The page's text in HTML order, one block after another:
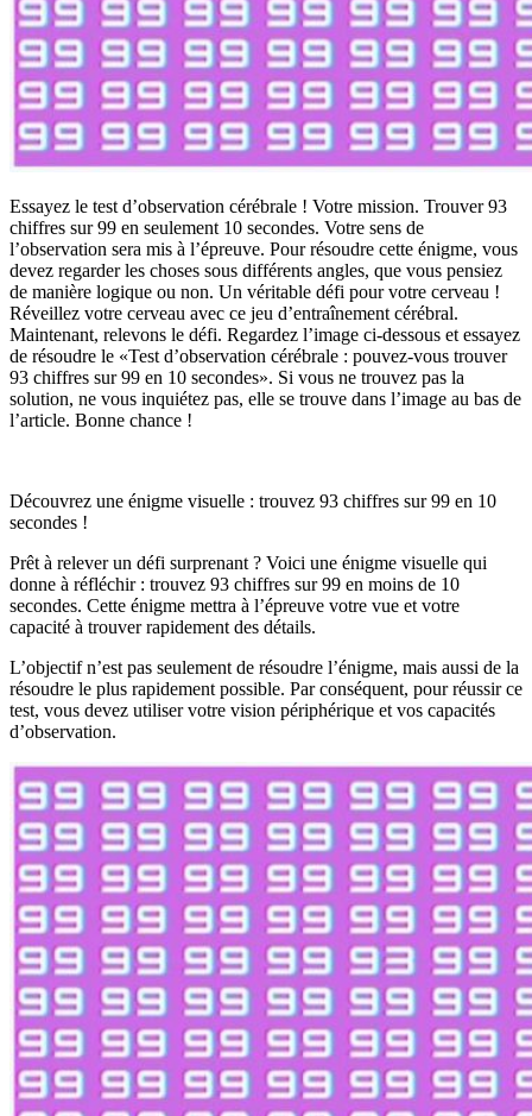
Essayez le test d’observation cérébrale ! Votre mission. Trouver 93
chiffres sur 99 en seulement 10 secondes. Votre sens de
l’observation sera mis à l’épreuve. Pour résoudre cette énigme, vous
devez regarder les choses sous différents angles, que vous pensiez
de manière logique ou non. Un véritable défi pour votre cerveau !
Réveillez votre cerveau avec ce jeu d’entraînement cérébral.
Maintenant, relevons le défi. Regardez l’image ci-dessous et essayez
de résoudre le «Test d’observation cérébrale : pouvez-vous trouver
93 chiffres sur 99 en 10 secondes». Si vous ne trouvez pas la
solution, ne vous inquiétez pas, elle se trouve dans l’image au bas de
l’article. Bonne chance !
Découvrez une énigme visuelle : trouvez 93 chiffres sur 99 en 10
secondes !
Prêt à relever un défi surprenant ? Voici une énigme visuelle qui
donne à réfléchir : trouvez 93 chiffres sur 99 en moins de 10
secondes. Cette énigme mettra à l’épreuve votre vue et votre
capacité à trouver rapidement des détails.
L’objectif n’est pas seulement de résoudre l’énigme, mais aussi de la
résoudre le plus rapidement possible. Par conséquent, pour réussir ce
test, vous devez utiliser votre vision périphérique et vos capacités
d’observation.